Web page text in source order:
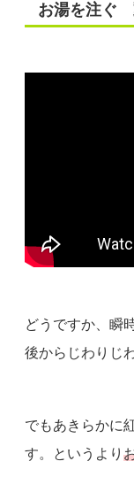
お湯を注ぐ
どうですか、瞬
後からじわりじ
でもあきらかに
す。というより